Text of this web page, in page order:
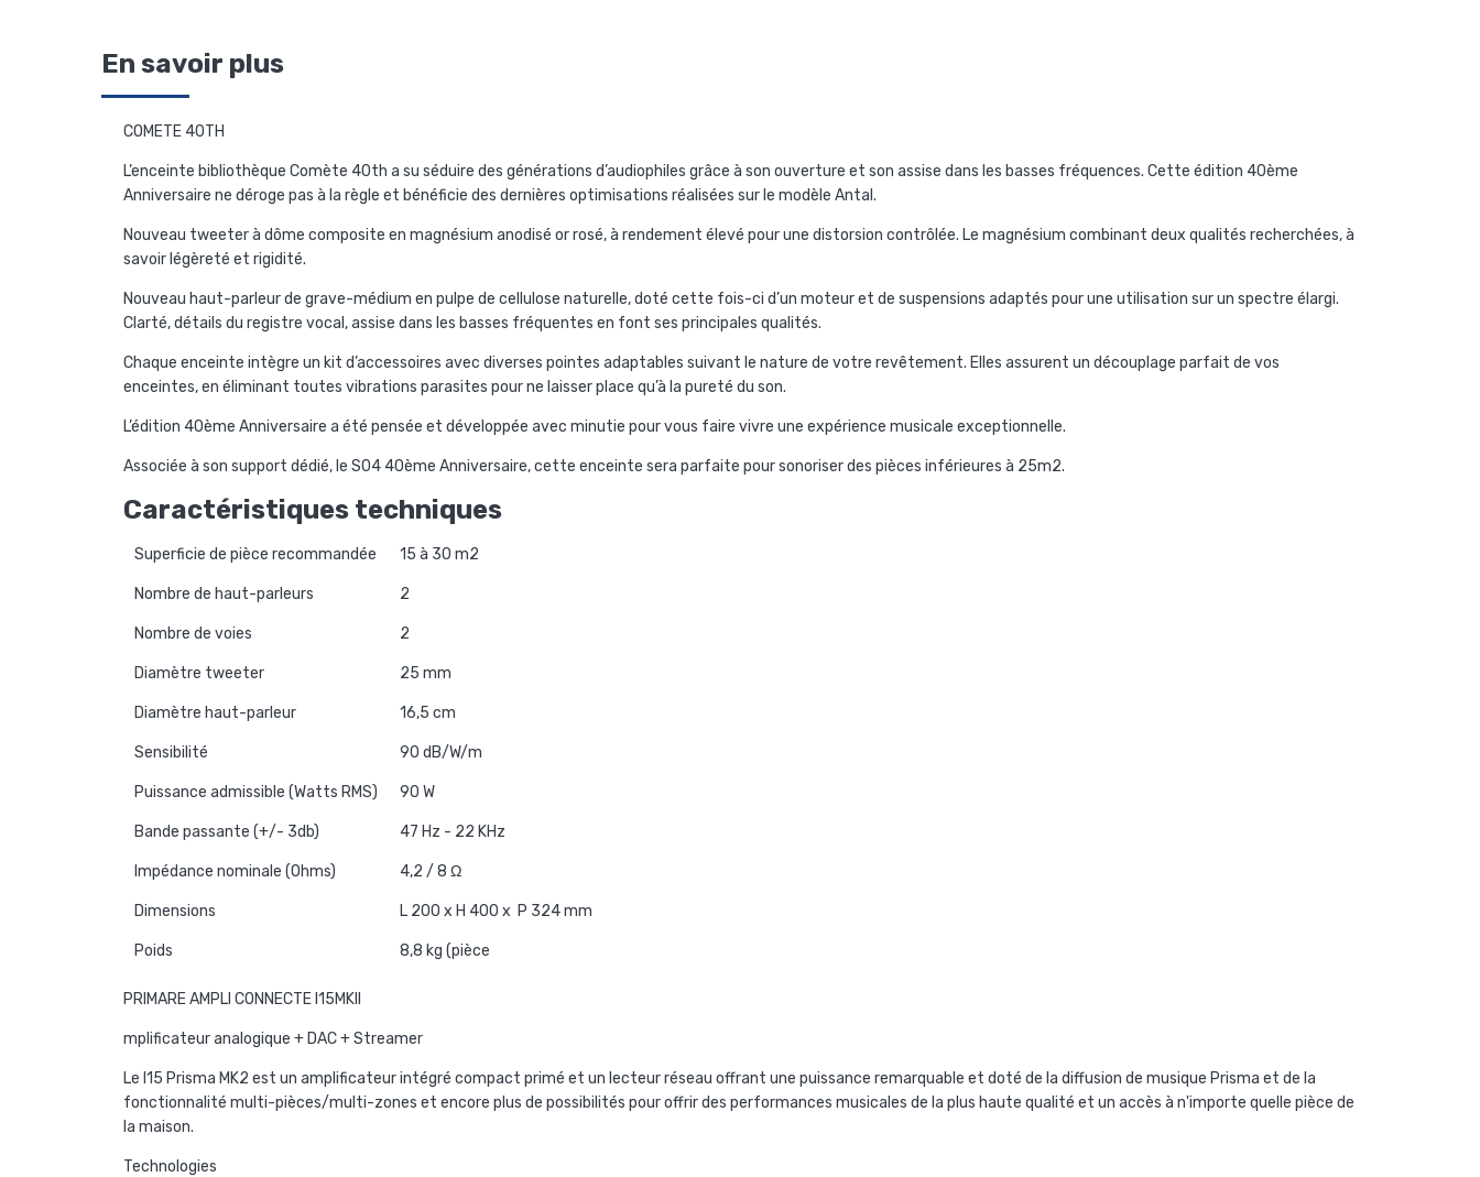
En savoir plus
COMETE 40TH
L’enceinte bibliothèque Comète 40th a su séduire des générations d’audiophiles grâce à son ouverture et son assise dans les basses fréquences. Cette édition 40ème
Anniversaire ne déroge pas à la règle et bénéficie des dernières optimisations réalisées sur le modèle Antal.
Nouveau tweeter à dôme composite en magnésium anodisé or rosé, à rendement élevé pour une distorsion contrôlée. Le magnésium combinant deux qualités recherchées, à
savoir légèreté et rigidité.
Nouveau haut-parleur de grave-médium en pulpe de cellulose naturelle, doté cette fois-ci d’un moteur et de suspensions adaptés pour une utilisation sur un spectre élargi.
Clarté, détails du registre vocal, assise dans les basses fréquentes en font ses principales qualités.
Chaque enceinte intègre un kit d’accessoires avec diverses pointes adaptables suivant le nature de votre revêtement. Elles assurent un découplage parfait de vos
enceintes, en éliminant toutes vibrations parasites pour ne laisser place qu’à la pureté du son.
L’édition 40ème Anniversaire a été pensée et développée avec minutie pour vous faire vivre une expérience musicale exceptionnelle.
Associée à son support dédié, le S04 40ème Anniversaire, cette enceinte sera parfaite pour sonoriser des pièces inférieures à 25m2.
Caractéristiques techniques
Superficie de pièce recommandée 15 à 30 m2
Nombre de haut-parleurs 2
Nombre de voies 2
Diamètre tweeter 25 mm
Diamètre haut-parleur 16,5 cm
Sensibilité 90 dB/W/m
Puissance admissible (Watts RMS) 90 W
Bande passante (+/- 3db) 47 Hz - 22 KHz
Impédance nominale (Ohms) 4,2 / 8 Ω
Dimensions L 200 x H 400 x P 324 mm
Poids 8,8 kg (pièce
PRIMARE AMPLI CONNECTE I15MKII
mplificateur analogique + DAC + Streamer
Le I15 Prisma MK2 est un amplificateur intégré compact primé et un lecteur réseau offrant une puissance remarquable et doté de la diffusion de musique Prisma et de la
fonctionnalité multi-pièces/multi-zones et encore plus de possibilités pour offrir des performances musicales de la plus haute qualité et un accès à n'importe quelle pièce de
la maison.
Technologies